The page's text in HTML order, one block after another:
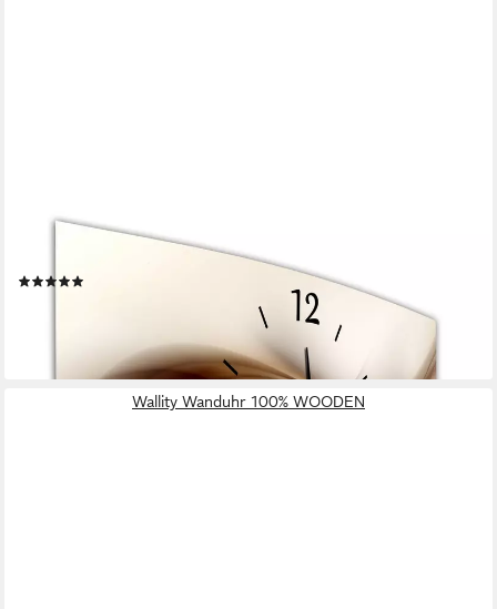
Wanduhr BM-9544-1 (BM, Funkuhr oder Quarzuhr, kein Ticken,
lieferbar - in 5-6 Werktagen bei dir
Wallity Wanduhr 100% WOODEN